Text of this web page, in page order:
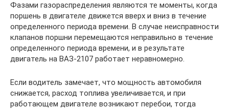
Фазами газораспределения являются те моменты, когда
поршень в двигателе движется вверх и вниз в течение
определенного периода времени. В случае неисправности
клапанов поршни перемещаются неправильно в течение
определенного периода времени, и в результате
двигатель на ВАЗ-2107 работает неравномерно.
Если водитель замечает, что мощность автомобиля
снижается, расход топлива увеличивается, и при
работающем двигателе возникают перебои, тогда